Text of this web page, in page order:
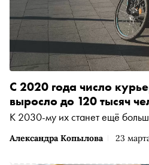
Александра Копылова 23
С 2020 года число
выросло до 120 тысяч
К 2030-му их станет ещё